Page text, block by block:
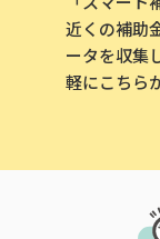
近くの補助
ータを収集
軽にこちら